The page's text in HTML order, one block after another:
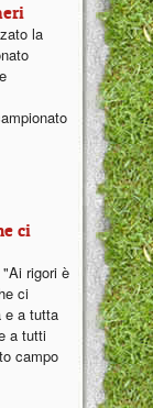
la
ci
rigori è
ci
e a tutta
a tutti
campo